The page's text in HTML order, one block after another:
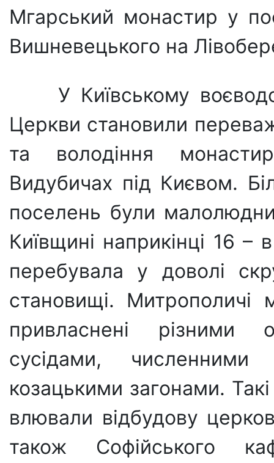
Мгарський монастир у
Вишневецько­го на
У Київському
Церкви становили
та володіння
Видубичах під Києвом.
поселень були
Ки­ївщині наприкінці 16 –
перебувала у доволі
станови­щі. Митрополичі
привласнені різними
сусідами, численними
козацькими за­гонами.
влювали відбудову
також Софійського